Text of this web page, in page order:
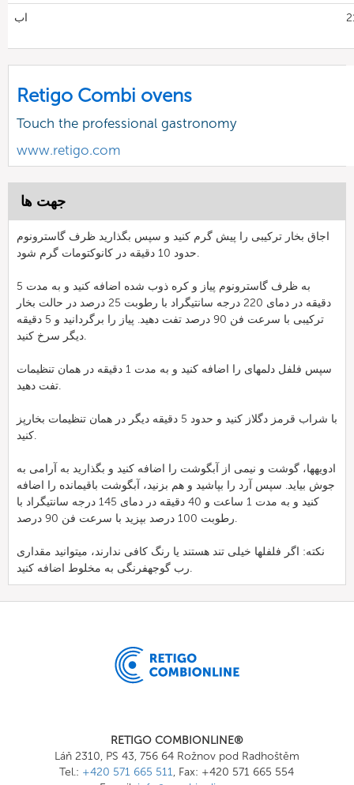
اب
Retigo Combi ovens
Touch the professional gastronomy
www.retigo.com
جهت ها
اجاق بخار ترکیبی را پیش گرم کنید و سپس بگذارید ظرف گاسترونوم
حدود 10 دقیقه در کانوکتومات گرم شود.
به ظرف گاسترونوم پیاز و کره ذوب شده اضافه کنید و به مدت 5
دقیقه در دمای 220 درجه سانتیگراد با رطوبت 25 درصد در حالت بخار
ترکیبی با سرعت فن 90 درصد تفت دهید. پیاز را برگردانید و 5 دقیقه
دیگر سرخ کنید.
سپس فلفل دلمهای را اضافه کنید و به مدت 1 دقیقه در همان تنظیمات
تفت دهید.
با شراب قرمز دگلاز کنید و حدود 5 دقیقه دیگر در همان تنظیمات بخارپز
کنید.
ادویهها، گوشت و نیمی از آبگوشت را اضافه کنید و بگذارید به آرامی به
جوش بیاید. سپس آرد را بپاشید و هم بزنید، آبگوشت باقیمانده را اضافه
کنید و به مدت 1 ساعت و 40 دقیقه در دمای 145 درجه سانتیگراد با
رطوبت 100 درصد بپزید با سرعت فن 90 درصد.
نکته: اگر فلفلها خیلی تند هستند یا رنگ کافی ندارند، میتوانید مقداری
رب گوجهفرنگی به مخلوط اضافه کنید.
RETIGO COMBIONLINE®
Láň 2310, PS 43, 756 64 Rožnov pod Radhoštěm
Tel.: +420 571 665 511, Fax: +420 571 665 554